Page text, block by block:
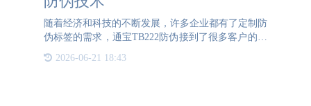
随着经济和科技的不断发展，许多企业都有了定制防
伪标签的需求，通宝TB222防伪接到了很多客户的委
技术之一：微缩防伪技术。一、微缩防伪技术是什么
2026-06-21 18:43